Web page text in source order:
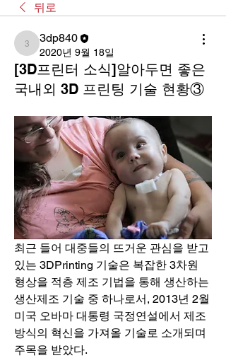
뒤로
3dp840
3dp840
2020년 9월 18일
[3D프린터 소식]알아두면 좋은
국내외 3D 프린팅 기술 현황③
최근 들어 대중들의 뜨거운 관심을 받고
있는 3DPrinting 기술은 복잡한 3차원
형상을 적층 제조 기법을 통해 생산하는
생산제조 기술 중 하나로서, 2013년 2월
미국 오바마 대통령 국정연설에서 제조
방식의 혁신을 가져올 기술로 소개되며
주목을 받았다.